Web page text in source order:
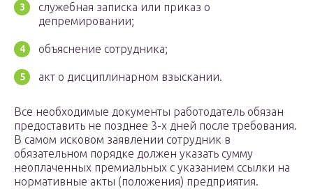
служебная записка или приказ о
депремировании;
объяснение сотрудника;
акт о дисциплинарном взыскании.
Все необходимые документы работодатель обязан
предоставить не позднее 3-х дней после требования.
В самом исковом заявлении сотрудник в
обязательном порядке должен указать сумму
неоплаченных премиальных с указанием ссылки на
нормативные акты (положения) предприятия.